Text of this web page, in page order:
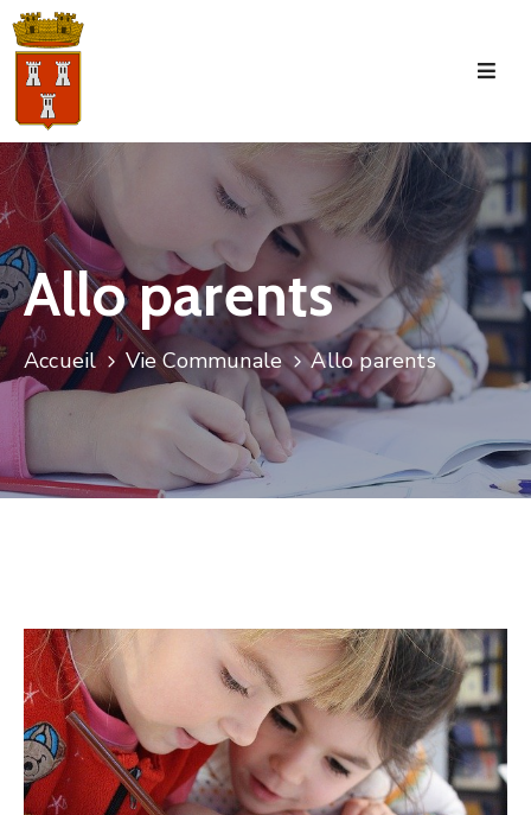
Accueil
La
Commune
Tourisme
Manifestations
Vie
Municipale
Jeunesse
Allo parents
Accueil Vie Communale Allo parents